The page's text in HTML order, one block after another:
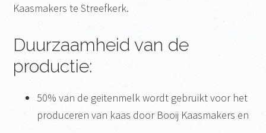
Kaasmakers te Streefkerk.
Duurzaamheid van de
productie:
50% van de geitenmelk wordt gebruikt voor het
produceren van kaas door Booij Kaasmakers en